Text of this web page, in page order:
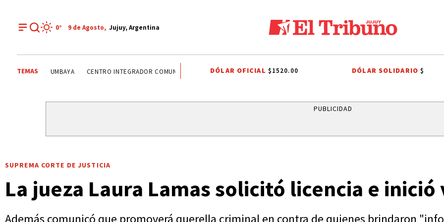
0° 9 de Agosto, Jujuy, Argentina
TEMAS FERIA DEL LIBRO EL TALAR VINALITO CENTRO INTEGRADOR COMUNITARIO DE HUACALERA LA QUIACA
DÓLAR OFICIAL $1520.00 DÓLAR SOLIDARIO$
PUBLICIDAD
SUPREMA CORTE DE JUSTICIA
La jueza Laura Lamas solicitó licencia e
Además comunicó que promoverá querella criminal en contra de quienes brindaron